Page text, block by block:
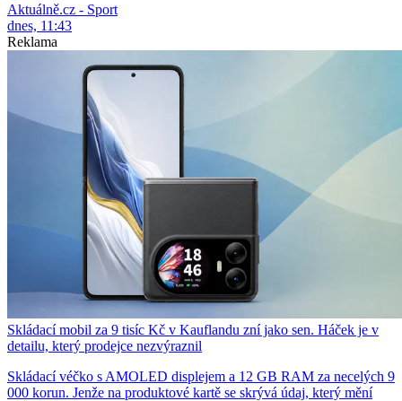
Aktuálně.cz - Sport
dnes, 11:43
Reklama
Skládací mobil za 9 tisíc Kč v Kauflandu zní jako sen. Háček je v
detailu, který prodejce nezvýraznil
Skládací véčko s AMOLED displejem a 12 GB RAM za necelých 9
000 korun. Jenže na produktové kartě se skrývá údaj, který mění